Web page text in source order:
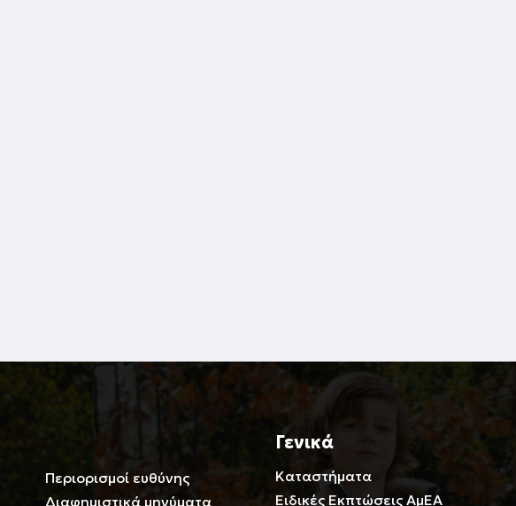
Περιορισμοί ευθύνης
Διαφημιστικά μηνύματα
Γενικά
Καταστήματα
Ειδικές Εκπτώσεις ΑμΕΑ